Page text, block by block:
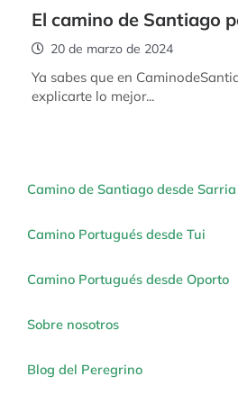
El camino de Santiago
20 de marzo de 2024
Ya sabes que en
explicarte lo mejor...
Camino de Santiago desde Sarria
Camino Portugués desde Tui
Camino Portugués desde Oporto
Sobre nosotros
Blog del Peregrino